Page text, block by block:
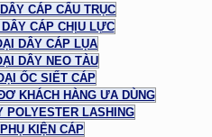
CÁP CẨU TRỤC
CÁP CHỊU LỰC
DÂY CÁP LỤA
DÂY NEO TÀU
ỐC SIẾT CÁP
KHÁCH HÀNG ƯA DÙNG
POLYESTER LASHING
KIỆN CÁP